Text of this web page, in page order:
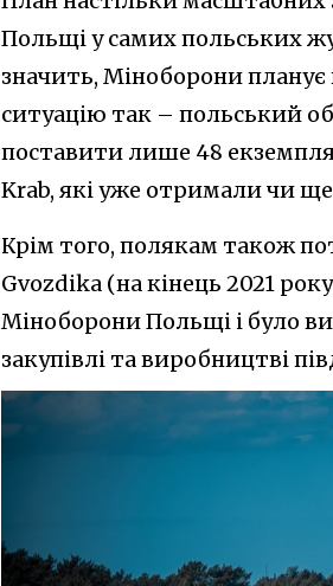
Польщі у самих польських
значить, Міноборони
ситуацію так – польський
поставити лише 48
Krab, які уже отримали чи
Крім того, полякам також
Gvozdika (на кінець 2021
Міноборони Польщі і було
закупівлі та виробництві